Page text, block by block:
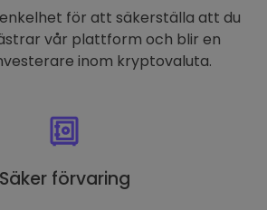
för att säkerställa att du
vår plattform och blir en
inom kryptovaluta.
Säker förvaring